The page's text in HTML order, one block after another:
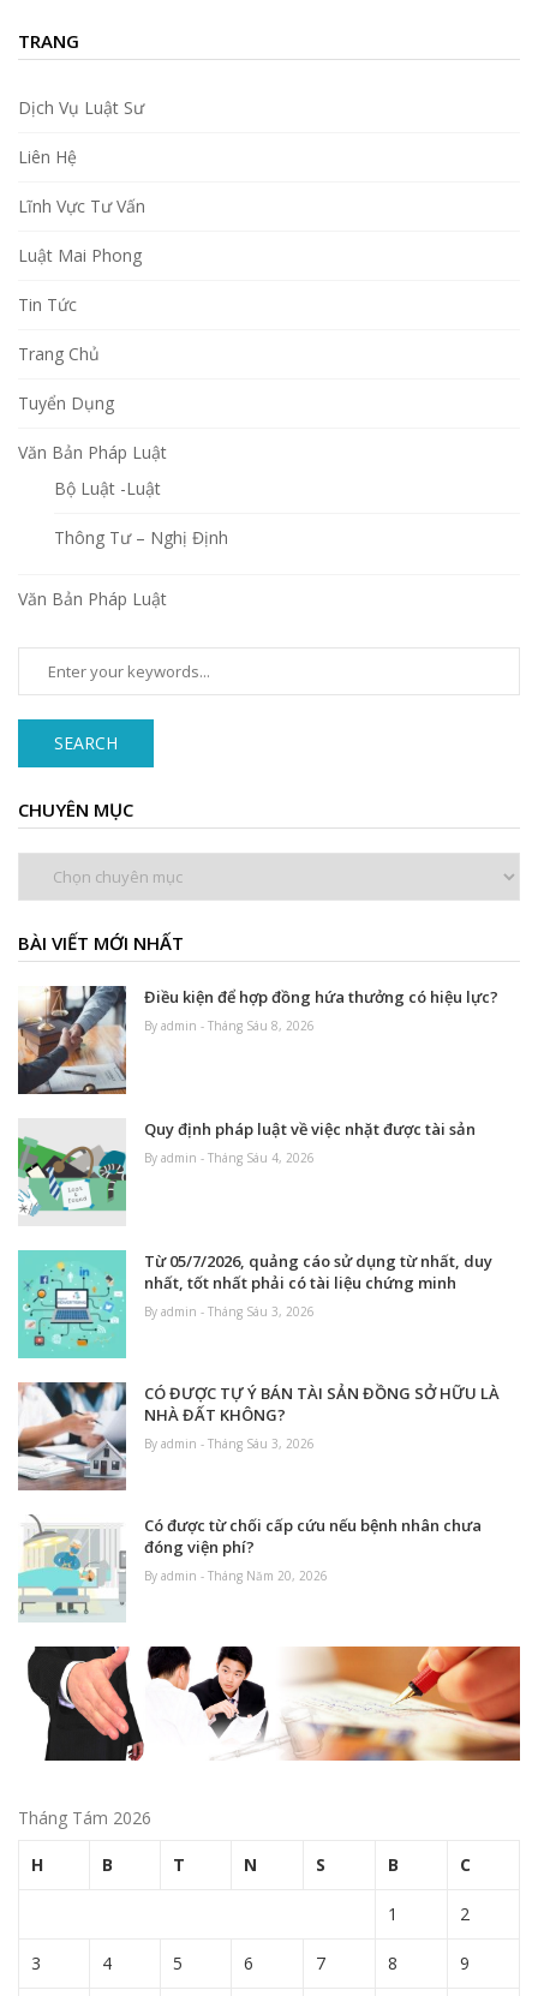
TRANG
Dịch Vụ Luật Sư
Liên Hệ
Lĩnh Vực Tư Vấn
Luật Mai Phong
Tin Tức
Trang Chủ
Tuyển Dụng
Văn Bản Pháp Luật
Bộ Luật -Luật
Thông Tư – Nghị Định
Văn Bản Pháp Luật
SEARCH
CHUYÊN MỤC
BÀI VIẾT MỚI NHẤT
Điều kiện để hợp đồng hứa thưởng có hiệu lực?
By admin - Tháng Sáu 8, 2026
Quy định pháp luật về việc nhặt được tài sản
By admin - Tháng Sáu 4, 2026
Từ 05/7/2026, quảng cáo sử dụng từ nhất, duy
nhất, tốt nhất phải có tài liệu chứng minh
By admin - Tháng Sáu 3, 2026
CÓ ĐƯỢC TỰ Ý BÁN TÀI SẢN ĐỒNG SỞ HỮU LÀ
NHÀ ĐẤT KHÔNG?
By admin - Tháng Sáu 3, 2026
Có được từ chối cấp cứu nếu bệnh nhân chưa
đóng viện phí?
By admin - Tháng Năm 20, 2026
Tháng Tám 2026
H B T N S B C
1 2
3 4 5 6 7 8 9